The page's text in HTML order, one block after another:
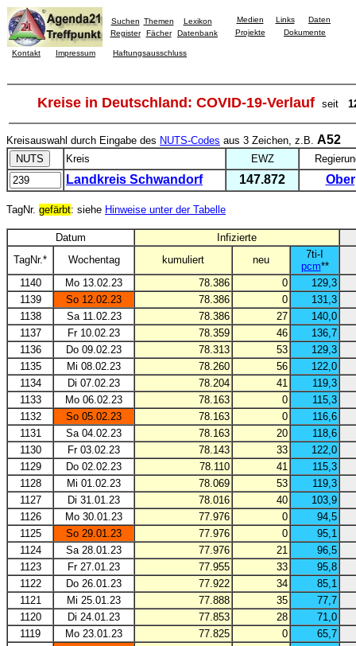
Suchen Themen
Lexikon
Register
Fächer Datenbank
Medien Links
Daten
Projekte
Dokumente
Kontakt Impressum Haftungsausschluss
Kreise in Deutschland: COVID-19-Verlauf seit
Kreisauswahl durch Eingabe des NUTS-Codes aus 3 Zeichen, z.B. A52
Kreis EWZ
Landkreis Schwandorf 147.872
TagNr. gefärbt: siehe Hinweise unter der Tabelle
Datum
Infizierte
TagNr.*
Wochentag kumuliert neu
7ti-I
pcm**
1140
Mo 13.02.23 78.386 0
129,3
1139
So 12.02.23 78.386 0
131,3
1138
Sa 11.02.23 78.386 27
140,0
1137
Fr 10.02.23 78.359 46
136,7
1136
Do 09.02.23 78.313 53
129,3
1135
Mi 08.02.23 78.260 56
122,0
1134
Di 07.02.23 78.204 41
119,3
1133
Mo 06.02.23 78.163 0
115,3
1132
So 05.02.23 78.163 0
116,6
1131
Sa 04.02.23 78.163 20
118,6
1130
Fr 03.02.23 78.143 33
122,0
1129
Do 02.02.23 78.110 41
115,3
1128
Mi 01.02.23 78.069 53
119,3
1127
Di 31.01.23 78.016 40
103,9
1126
Mo 30.01.23 77.976 0
94,5
1125
So 29.01.23 77.976 0
95,1
1124
Sa 28.01.23 77.976 21
96,5
1123
Fr 27.01.23 77.955 33
95,8
1122
Do 26.01.23 77.922 34
85,1
1121
Mi 25.01.23 77.888 35
77,7
1120
Di 24.01.23 77.853 28
71,0
1119
Mo 23.01.23 77.825 0
65,7